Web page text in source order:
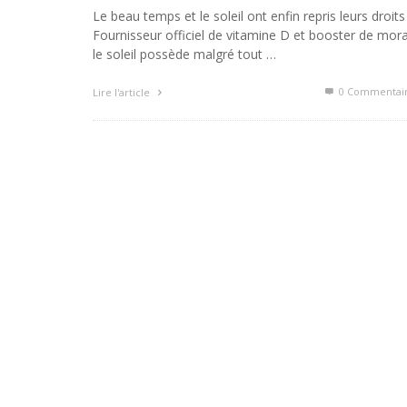
Le beau temps et le soleil ont enfin repris leurs droits
Fournisseur officiel de vitamine D et booster de
le soleil possède malgré tout …
Lire l'article 0